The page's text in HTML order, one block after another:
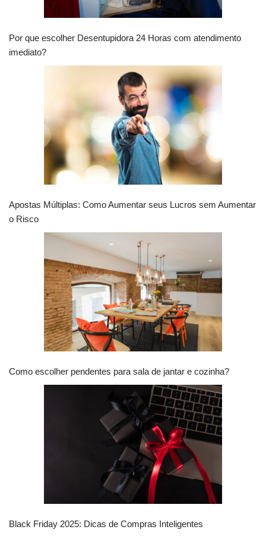
Por que escolher Desentupidora 24 Horas com atendimento
imediato?
Apostas Múltiplas: Como Aumentar seus Lucros sem Aumentar
o Risco
Como escolher pendentes para sala de jantar e cozinha?
Black Friday 2025: Dicas de Compras Inteligentes